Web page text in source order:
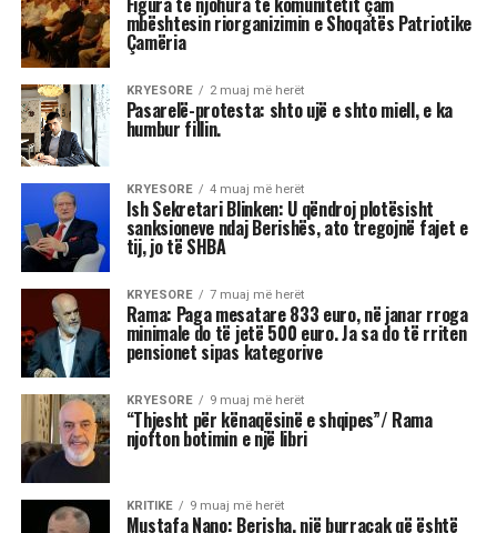
Astrologjia tregon se disa shenja të zodiakut
janë më të prirura të përjetojnë xhelozi, për
shkak të pasigurisë, krenarisë ose nevojës së
fortë për njohje.
Kjo dinamikë shpesh sjell tensione dhe konflikte,
si në jetën personale, ashtu edhe në atë
profesionale.
Më poshtë janë tre shenjat e zodiakut që
konsiderohen më xheloze:
Akrepi